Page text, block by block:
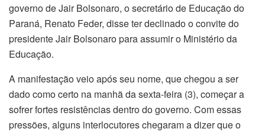
governo de Jair Bolsonaro, o secretário de Educação do
Paraná, Renato Feder, disse ter declinado o convite do
presidente Jair Bolsonaro para assumir o Ministério da
Educação.
A manifestação veio após seu nome, que chegou a ser
dado como certo na manhã da sexta-feira (3), começar a
sofrer fortes resistências dentro do governo. Com essas
pressões, alguns interlocutores chegaram a dizer que o